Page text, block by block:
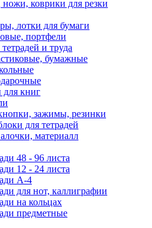
коврики для резки
лотки для бумаги
портфели
и труда
бумажные
для книг
зажимы, резинки
для тетрадей
материалл
48 - 96 листа
12 - 24 листа
А-4
для нот, каллиграфии
на кольцах
предметные